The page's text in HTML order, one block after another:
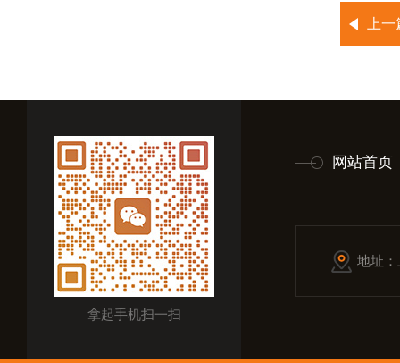
上
拿起手机扫一扫
网站首页
地址